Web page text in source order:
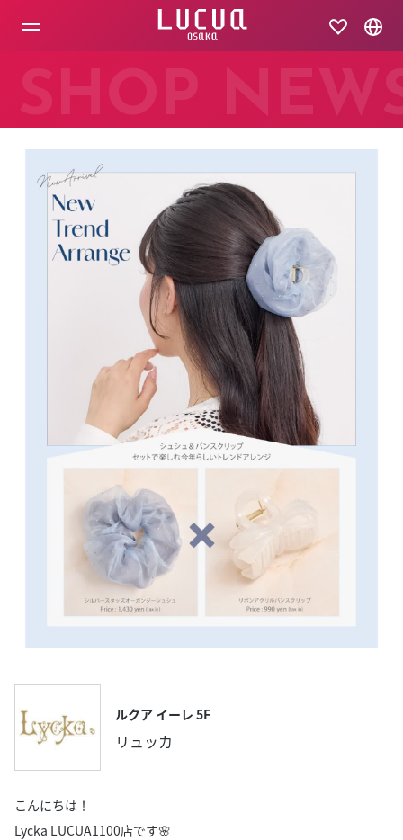
キ SHOP
ルクア イーレ 5F
リュッカ
こんにちは！
Lycka LUCUA1100店です‎🌸